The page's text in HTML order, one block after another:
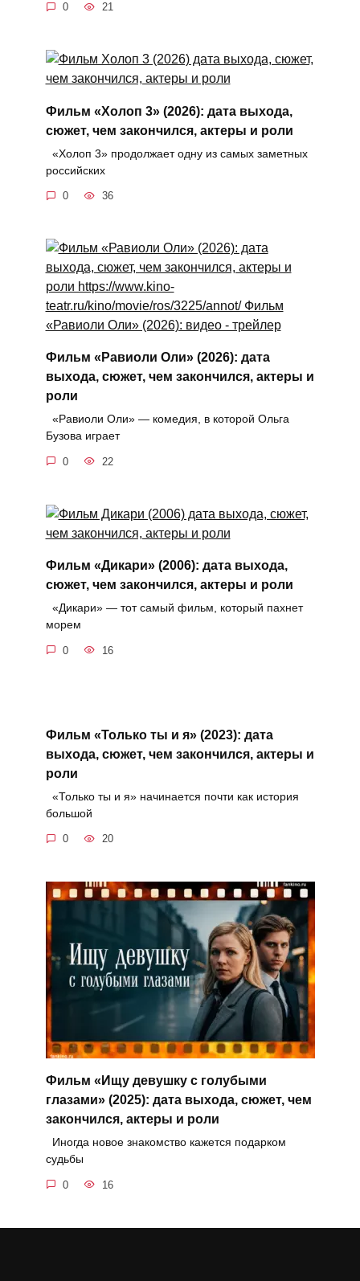
0 21
Фильм «Холоп 3» (2026): дата выхода,
сюжет, чем закончился, актеры и роли
«Холоп 3» продолжает одну из самых заметных
российских
0 36
Фильм «Равиоли Оли» (2026): дата
выхода, сюжет, чем закончился, актеры и
роли
«Равиоли Оли» — комедия, в которой Ольга
Бузова играет
0 22
Фильм «Дикари» (2006): дата выхода,
сюжет, чем закончился, актеры и роли
«Дикари» — тот самый фильм, который пахнет
морем
0 16
Фильм «Только ты и я» (2023): дата
выхода, сюжет, чем закончился, актеры и
роли
«Только ты и я» начинается почти как история
большой
0 20
Фильм «Ищу девушку с голубыми
глазами» (2025): дата выхода, сюжет, чем
закончился, актеры и роли
Иногда новое знакомство кажется подарком
судьбы
0 16